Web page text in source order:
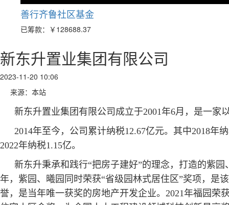
善行齐鲁社区基金
已筹款： ￥128688.37
新东升置业集团有限公司
2023-11-20 10:06
来源：本站
新东升置业集团有限公司成立于2001年6月，是一家
2014年至今，公司累计纳税12.67亿元。其中2018年
2022年纳税1.15亿。
新东升秉承和践行“把房子建好”的理念，打造的紫
年，紫园、曦园同时荣获“省级园林式居住区”奖项，是
誉，是当年唯一获奖的房地产开发企业。2021年福园荣